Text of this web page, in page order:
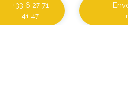
+33 6 27 71
41 47